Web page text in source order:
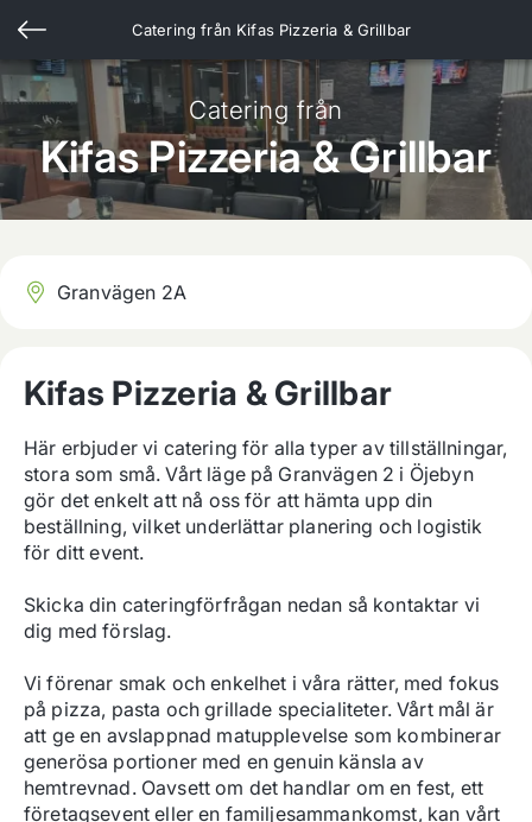
Catering från Kifas Pizzeria & Grillbar
Catering från
Kifas Pizzeria & Grillbar
Granvägen 2A
Kifas Pizzeria & Grillbar
Här erbjuder vi catering för alla typer av tillställningar,
stora som små. Vårt läge på Granvägen 2 i Öjebyn
gör det enkelt att nå oss för att hämta upp din
beställning, vilket underlättar planering och logistik
för ditt event.
Skicka din cateringförfrågan nedan så kontaktar vi
dig med förslag.
Vi förenar smak och enkelhet i våra rätter, med fokus
på pizza, pasta och grillade specialiteter. Vårt mål är
att ge en avslappnad matupplevelse som kombinerar
generösa portioner med en genuin känsla av
hemtrevnad. Oavsett om det handlar om en fest, ett
företagsevent eller en familjesammankomst, kan vårt